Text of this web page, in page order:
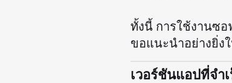
ทั้งนี้ การใช้งานซอ
ขอแนะนำอย่างยิ่ง
เวอร์ชันแอปที่จำ